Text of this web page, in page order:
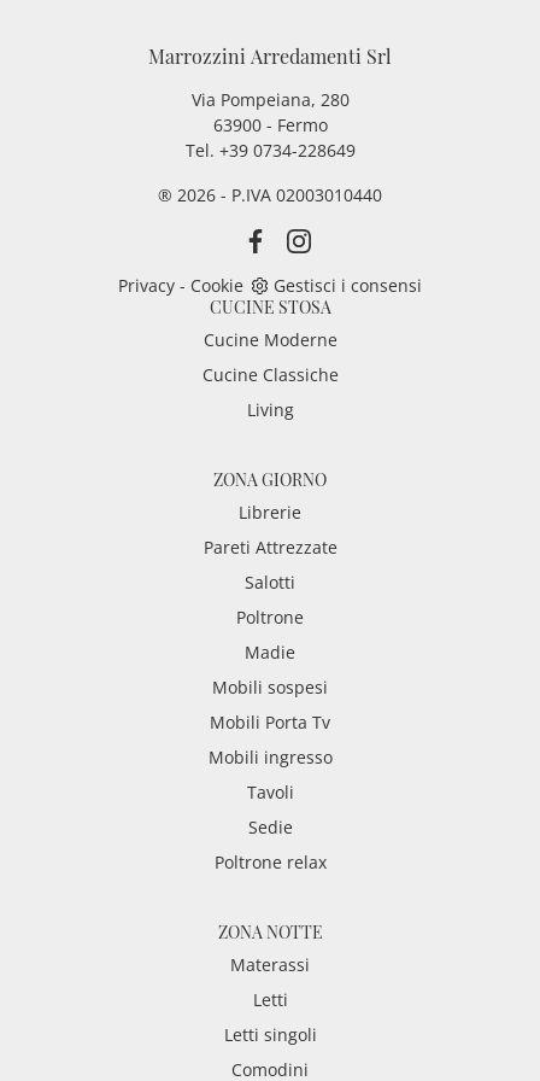
Marrozzini Arredamenti Srl
Via Pompeiana, 280
63900 - Fermo
Tel. +39 0734-228649
® 2026 - P.IVA 02003010440
Privacy - Cookie
Gestisci i consensi
CUCINE STOSA
Cucine Moderne
Cucine Classiche
Living
ZONA GIORNO
Librerie
Pareti Attrezzate
Salotti
Poltrone
Madie
Mobili sospesi
Mobili Porta Tv
Mobili ingresso
Tavoli
Sedie
Poltrone relax
ZONA NOTTE
Materassi
Letti
Letti singoli
Comodini